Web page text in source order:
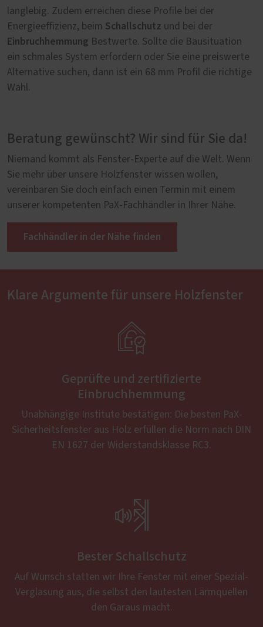
langlebig. Zudem erreichen diese Profile bei der
Energieeffizienz, beim Schallschutz und bei der
Einbruchhemmung Bestwerte. Sollte die Bausituation
ein schmales System erfordern oder Sie eine preiswerte
Alternative suchen, dann ist ein 68 mm Profil die richtige
Wahl.
Beratung gewünscht? Wir sind für Sie da!
Niemand kommt als Fenster-Experte auf die Welt. Wenn
Sie mehr über unsere Holzfenster wissen wollen,
vereinbaren Sie doch einfach einen Termin mit einem
unserer kompetenten PaX-Fachhändler in Ihrer Nähe.
Fachhändler in der Nähe finden
Klare Argumente für unsere Holzfenster

Geprüfte und zertifizierte
Einbruchhemmung
Unabhängige Institute bestätigen: Die besten PaX-
Sicherheitsfenster aus Holz erfüllen die Norm nach DIN
EN 1627 der Widerstandsklasse RC3.

Bester Schallschutz
Auf Wunsch statten wir Ihre Fenster mit einer Spezial-
Verglasung aus, die selbst den lautesten Lärmquellen
den Garaus macht.